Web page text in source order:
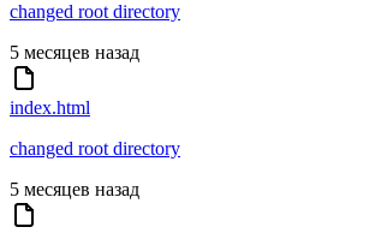
changed root directory
5 месяцев назад
index.html
changed root directory
5 месяцев назад